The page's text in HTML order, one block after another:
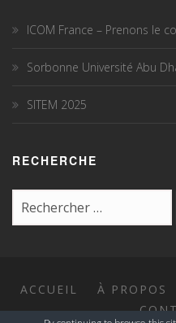
ICOM France – Prenons le
Sorbonne Université Abu
SITEM 2025
RECHERCHE
ACCUEIL À PROPOS